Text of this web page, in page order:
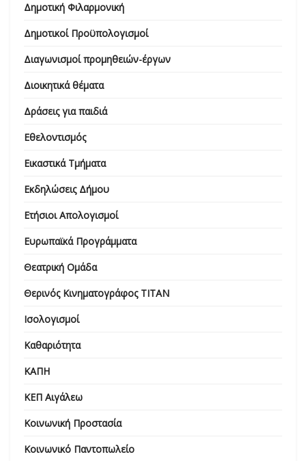
Δημοτική Φιλαρμονική
Δημοτικοί Προϋπολογισμοί
Διαγωνισμοί προμηθειών-έργων
Διοικητικά θέματα
Δράσεις για παιδιά
Εθελοντισμός
Εικαστικά Τμήματα
Εκδηλώσεις Δήμου
Ετήσιοι Απολογισμοί
Ευρωπαϊκά Προγράμματα
Θεατρική Ομάδα
Θερινός Κινηματογράφος ΤΙΤΑΝ
Ισολογισμοί
Καθαριότητα
ΚΑΠΗ
ΚΕΠ Αιγάλεω
Κοινωνική Προστασία
Κοινωνικό Παντοπωλείο